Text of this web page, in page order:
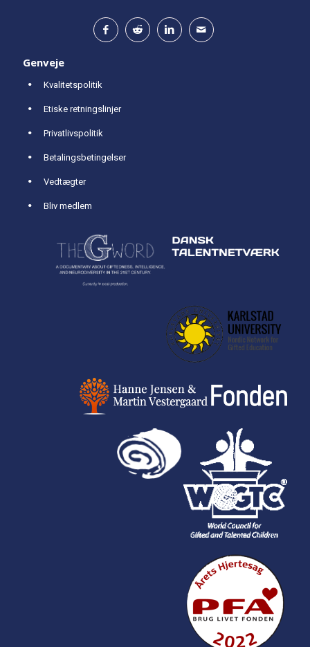
Genveje
Kvalitetspolitik
Etiske retningslinjer
Privatlivspolitik
Betalingsbetingelser
Vedtægter
Bliv medlem